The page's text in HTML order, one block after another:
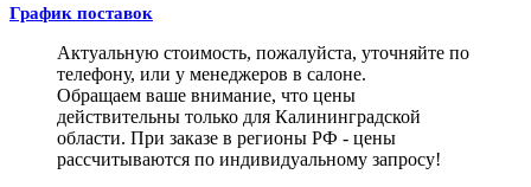
График поставок
Актуальную стоимость, пожалуйста, уточняйте по
телефону, или у менеджеров в салоне.
Обращаем ваше внимание, что цены
действительны только для Калининградской
области. При заказе в регионы РФ - цены
рассчитываются по индивидуальному запросу!